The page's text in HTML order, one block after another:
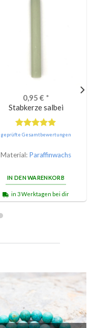
0,95 € *
Stabkerze salbei
Bewertet
von 5
geprüfte Gesamtbewertungen
Material: Paraffinwachs
IN DEN WARENKORB
in 3 Werktagen bei dir